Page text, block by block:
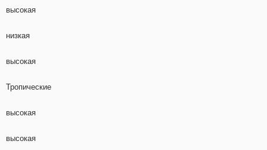
высокая
низкая
высокая
Тропические
высокая
высокая